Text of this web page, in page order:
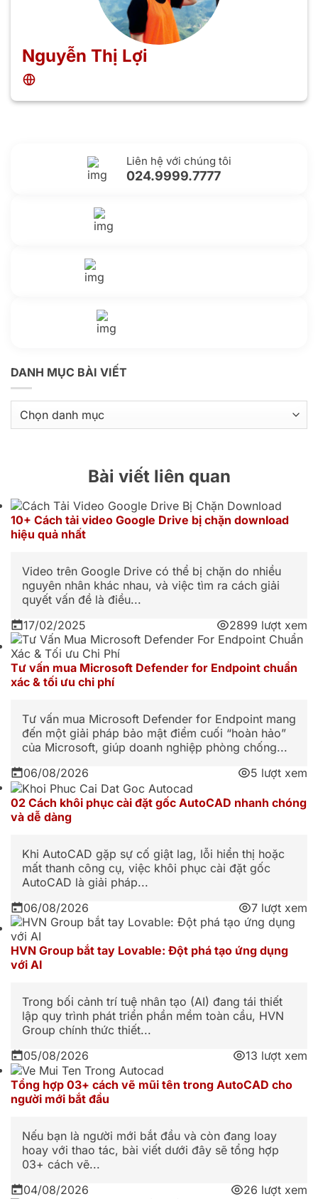
Nguyễn Thị Lợi
Liên hệ với chúng tôi
024.9999.7777
DANH MỤC BÀI VIẾT
mục
bài
Bài viết liên quan
10+ Cách tải video Google Drive bị chặn download
hiệu quả nhất
Video trên Google Drive có thể bị chặn do nhiều
nguyên nhân khác nhau, và việc tìm ra cách giải
quyết vấn đề là điều...
17/02/2025
2899 lượt xem
Tư vấn mua Microsoft Defender for Endpoint chuẩn
xác & tối ưu chi phí
Tư vấn mua Microsoft Defender for Endpoint mang
đến một giải pháp bảo mật điểm cuối “hoàn hảo”
của Microsoft, giúp doanh nghiệp phòng chống...
06/08/2026
5 lượt xem
02 Cách khôi phục cài đặt gốc AutoCAD nhanh chóng
và dễ dàng
Khi AutoCAD gặp sự cố giật lag, lỗi hiển thị hoặc
mất thanh công cụ, việc khôi phục cài đặt gốc
AutoCAD là giải pháp...
06/08/2026
7 lượt xem
HVN Group bắt tay Lovable: Đột phá tạo ứng dụng
với AI
Trong bối cảnh trí tuệ nhân tạo (AI) đang tái thiết
lập quy trình phát triển phần mềm toàn cầu, HVN
Group chính thức thiết...
05/08/2026
13 lượt xem
Tổng hợp 03+ cách vẽ mũi tên trong AutoCAD cho
người mới bắt đầu
Nếu bạn là người mới bắt đầu và còn đang loay
hoay với thao tác, bài viết dưới đây sẽ tổng hợp
03+ cách vẽ...
04/08/2026
26 lượt xem